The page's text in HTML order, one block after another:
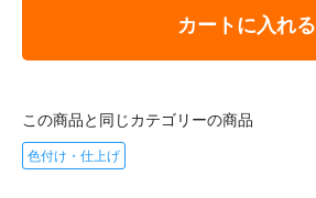
カートに入れる
この商品と同じカテゴリーの商品
色付け・仕上げ